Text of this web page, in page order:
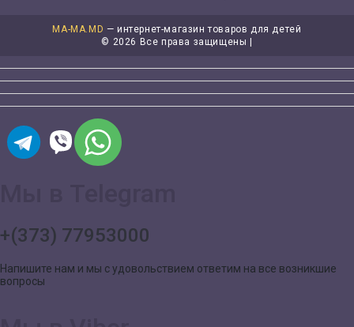
MA-MA.MD — интернет-магазин товаров для детей
© 2026 Все права защищены |
+(373) 77953000
Напишите нам и мы с удовольствием ответим на все возникшие
вопросы